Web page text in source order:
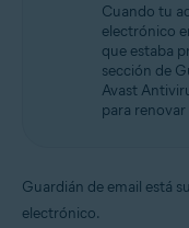
Cuando tu
electrónico
que estaba
sección de
Avast
para renovar
Guardián de email está
electrónico.